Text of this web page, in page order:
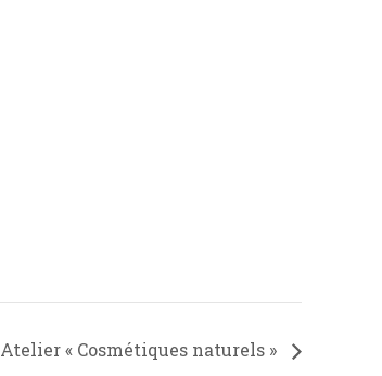
Atelier « Cosmétiques naturels »